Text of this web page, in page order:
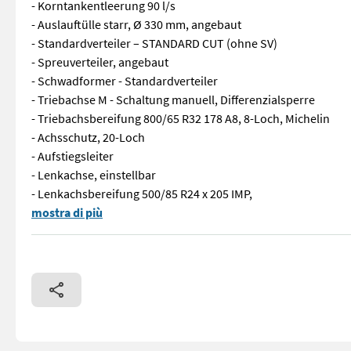
- Korntankentleerung 90 l/s
- Auslauftülle starr, Ø 330 mm, angebaut
- Standardverteiler – STANDARD CUT (ohne SV)
- Spreuverteiler, angebaut
- Schwadformer - Standardverteiler
- Triebachse M - Schaltung manuell, Differenzialsperre
- Triebachsbereifung 800/65 R32 178 A8, 8-Loch, Michelin
- Achsschutz, 20-Loch
- Aufstiegsleiter
- Lenkachse, einstellbar
- Lenkachsbereifung 500/85 R24 x 205 IMP,
EVION 430 Maxi - Bj. 2024 - 12 Motorstunden -
mostra di più